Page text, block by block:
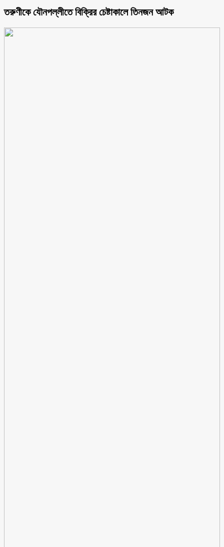
তরুণীকে যৌনপল্লীতে বিক্রির চেষ্টাকালে তিনজন আটক